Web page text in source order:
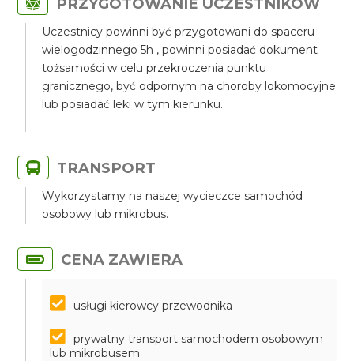
Uczestnicy powinni być przygotowani do spaceru
wielogodzinnego 5h , powinni posiadać dokument
tożsamości w celu przekroczenia punktu
granicznego, być odpornym na choroby lokomocyjne
lub posiadać leki w tym kierunku.
TRANSPORT
Wykorzystamy na naszej wycieczce samochód
osobowy lub mikrobus.
CENA ZAWIERA
usługi kierowcy przewodnika
prywatny transport samochodem osobowym
lub mikrobusem